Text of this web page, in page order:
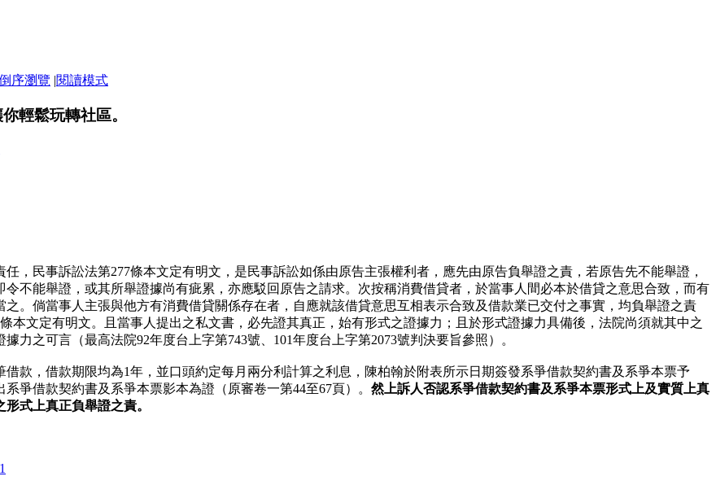
序瀏覽 |閱讀模式
輕鬆玩轉社區。
，民事訴訟法第277條本文定有明文，是民事訴訟如係由原告主張權利者，應先由原告負舉證之責，若原告先不能舉證，
不能舉證，或其所舉證據尚有疵累，亦應駁回原告之請求。次按稱消費借貸者，於當事人間必本於借貸之意思合致，而有
。倘當事人主張與他方有消費借貸關係存在者，自應就該借貸意思互相表示合致及借款業已交付之事實，均負舉證之責
本文定有明文。且當事人提出之私文書，必先證其真正，始有形式之證據力；且於形式證據力具備後，法院尚須就其中之
力之可言（最高法院92年度台上字第743號、101年度台上字第2073號判決要旨參照）。
款，借款期限均為1年，並口頭約定每月兩分利計算之利息，陳柏翰於附表所示日期簽發系爭借款契約書及系爭本票予
爭借款契約書及系爭本票影本為證（原審卷一第44至67頁）。 然上訴人否認系爭借款契約書及系爭本票形式上及實質上真
式上真正負舉證之責。